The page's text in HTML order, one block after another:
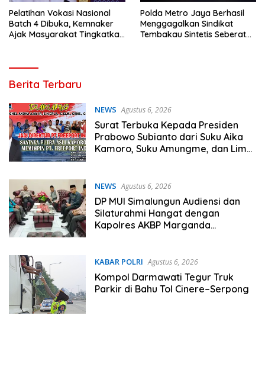
Pelatihan Vokasi Nasional
Batch 4 Dibuka, Kemnaker
Ajak Masyarakat Tingkatkan
Polda Metro Jaya Berhasil
Menggagalkan Sindikat
Tembakau Sintetis Seberat
Indonesia
Berita Terbaru
NEWS Agustus 6, 2026
Surat Terbuka Kepada Presiden
Prabowo Subianto dari Suku Aika
Kamoro, Suku Amungme, dan Lima
NEWS Agustus 6, 2026
DP MUI Simalungun Audiensi dan
Silaturahmi Hangat dengan
Kapolres AKBP Marganda
KABAR POLRI Agustus 6, 2026
Kompol Darmawati Tegur Truk
Parkir di Bahu Tol Cinere–Serpong